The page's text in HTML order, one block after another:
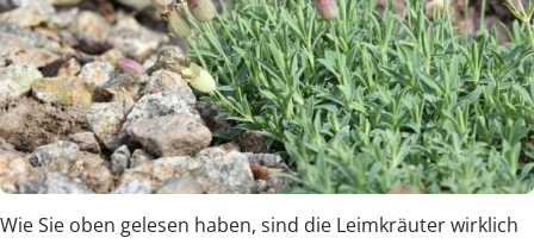
Wie Sie oben gelesen haben, sind die Leimkräuter wirklich